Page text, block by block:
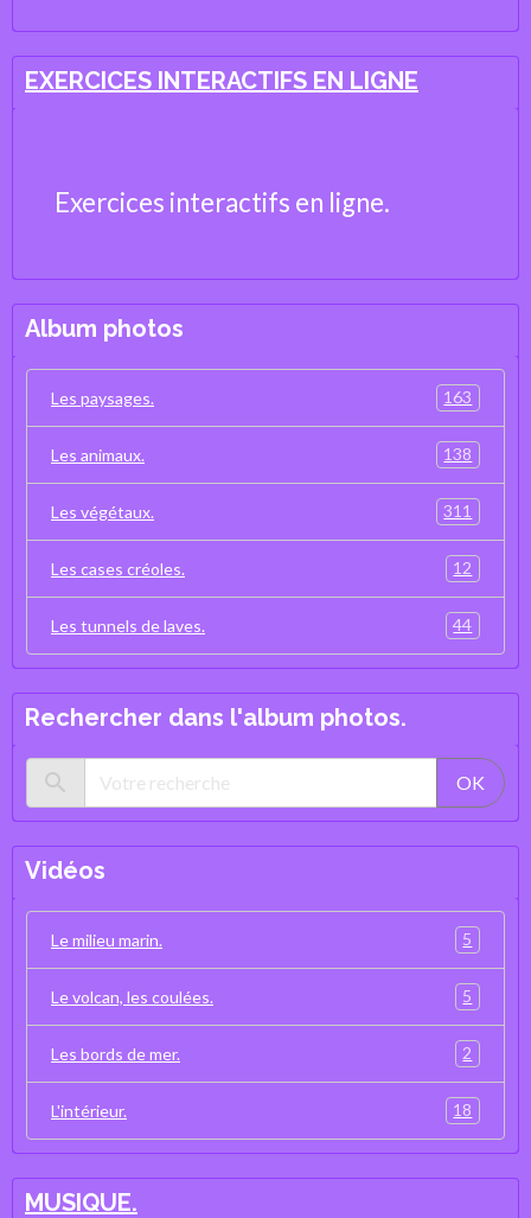
EXERCICES INTERACTIFS EN LIGNE
Exercices interactifs en ligne.
Album photos
Les paysages. 163
Les animaux. 138
Les végétaux. 311
Les cases créoles. 12
Les tunnels de laves. 44
Rechercher dans l'album photos.
OK
Vidéos
Le milieu marin. 5
Le volcan, les coulées. 5
Les bords de mer. 2
L'intérieur. 18
MUSIQUE.